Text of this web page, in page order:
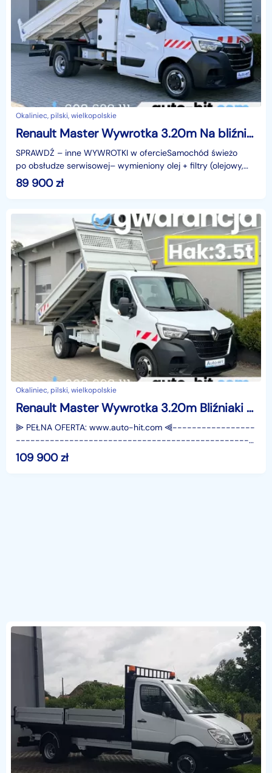
Okaliniec, pilski, wielkopolskie
Renault Master Wywrotka 3.20m Na bliźniakach Hak:3.5t 83.600km /www.auto-hit.com/
SPRAWDŹ – inne WYWROTKI w ofercieSamochód świeżo
po obsłudze serwisowej– wymieniony olej + filtry (olejowy,
powietrza, paliwa, kabinowy).Renault
89 900zł
Okaliniec, pilski, wielkopolskie
Renault Master Wywrotka 3.20m Bliźniaki Hak:3.5t 2023r 53.300km /www.auto-hit.com
⫸ PEŁNA OFERTA: www.auto-hit.com ⫷-----------------
-------------------------------------------------
-----Samochód świeżo po obsłudze serwisowej–
109 900zł